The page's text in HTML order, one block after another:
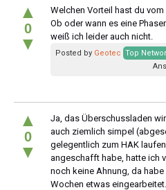
▲
0
▼
Welchen Vorteil hast du
Ob oder wann es eine
weiß ich leider auch nicht.
Posted by Geotec Top
▲
0
▼
Ja, das Überschussladen
auch ziemlich simpel
gelegentlich zum HAK
angeschafft habe, hatte ich
noch keine Ahnung, da
Wochen etwas